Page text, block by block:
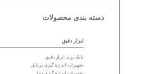
دسته بندی محصولات
ابزار دقیق
بانک برند ابزار دقیق
تجهیزات اندازه گیری پرتابل
تجهیزات اندازه گیری دما